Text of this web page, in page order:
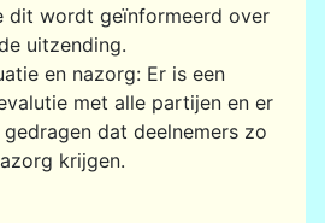
dit wordt geïnformeerd over
uitzending.
en nazorg: Er is een
met alle partijen en er
dat deelnemers zo
krijgen.